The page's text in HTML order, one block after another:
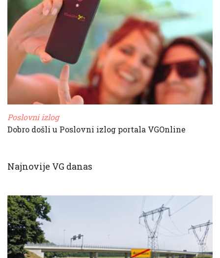
Poslovni izlog
Dobro došli u Poslovni izlog portala VGOnline
Najnovije VG danas